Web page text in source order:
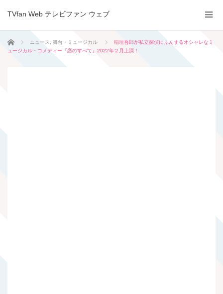
TVfan Web テレビファン ウェブ
ホーム ニュース 舞台・ミュージカル
稲垣吾郎が私立探偵にふんするオシャレなミ
ュージカル・コメディー『恋のすべて』2022年２月上演！